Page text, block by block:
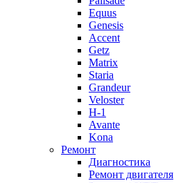
Equus
Genesis
Accent
Getz
Matrix
Staria
Grandeur
Veloster
H-1
Avante
Kona
Ремонт
Диагностика
Ремонт двигателя